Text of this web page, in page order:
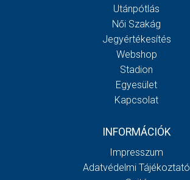
Utánpótlás
Női Szakág
Jegyértékesítés
Webshop
Stadion
Egyesület
Kapcsolat
INFORMÁCIÓK
Impresszum
Adatvédelmi Tájékoztató